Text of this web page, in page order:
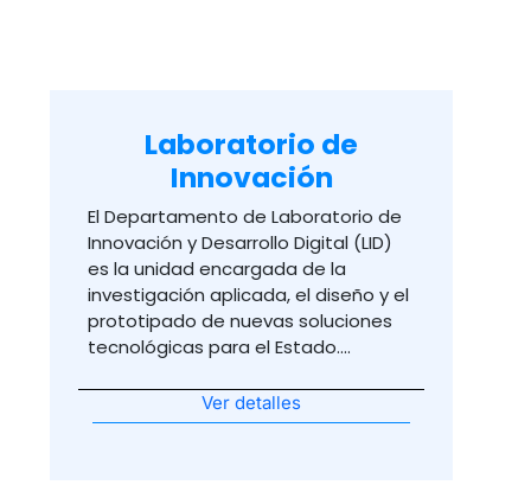
Laboratorio de
Innovación
El Departamento de Laboratorio de
Innovación y Desarrollo Digital (LID)
es la unidad encargada de la
investigación aplicada, el diseño y el
prototipado de nuevas soluciones
tecnológicas para el Estado....
Ver detalles